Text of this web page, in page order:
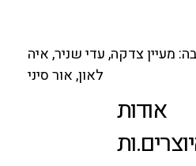
מעיין צדקה, עדי שניר, איה
לאון, אור סיני
אודות